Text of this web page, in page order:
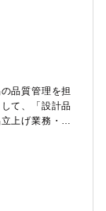
ではなく、主
略から、実際
ます。物流の
両方を高める
品質管理を担
て、「設計品
上げ業務・市
2休※休憩60分
21:00②22:30-